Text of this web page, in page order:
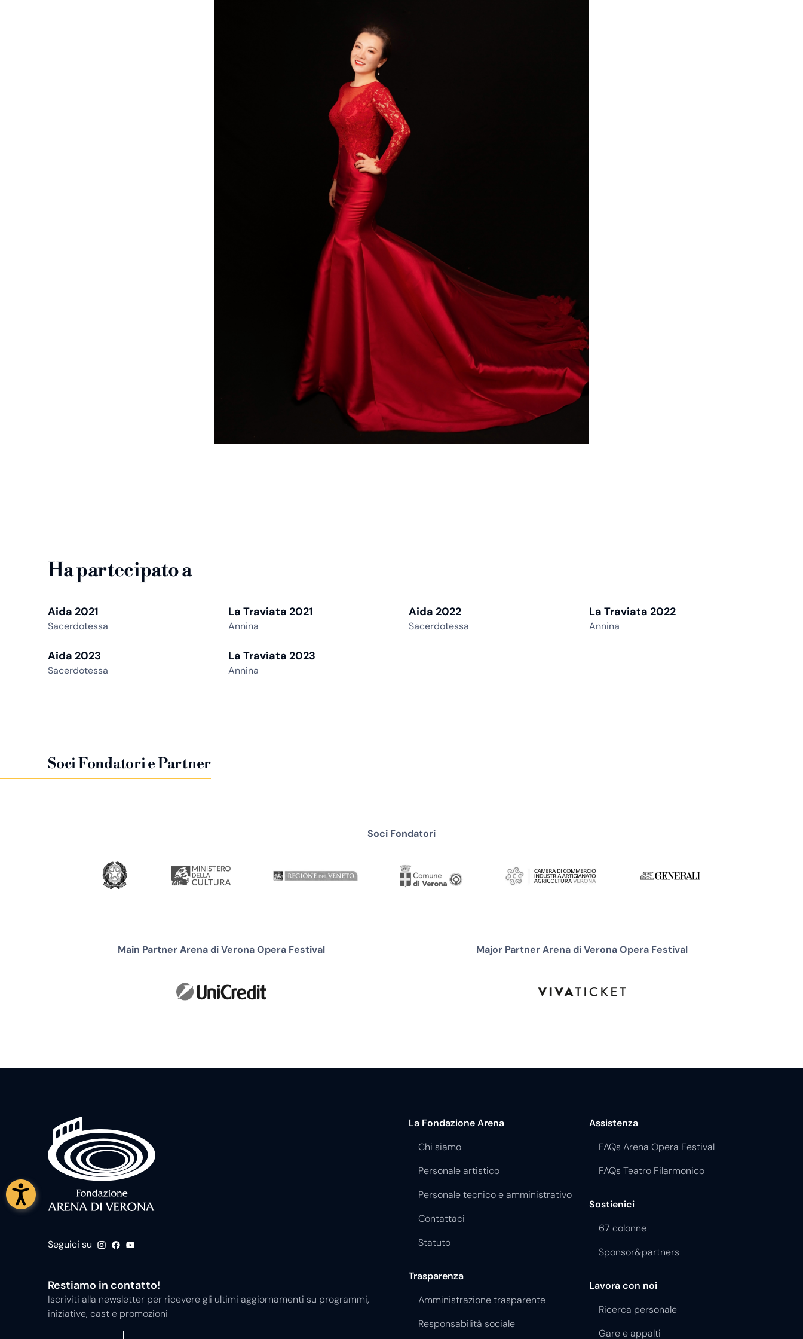
Ha partecipato a
Aida 2021
Sacerdotessa
La Traviata 2021
Annina
Aida 2022
Sacerdotessa
La Traviata 2022
Annina
Aida 2023
Sacerdotessa
La Traviata 2023
Annina
Soci Fondatori e Partner
Soci Fondatori
Main Partner Arena di Verona Opera Festival Major Partner Arena di Verona Opera Festival
Seguici su
Restiamo in contatto!
Iscriviti alla newsletter per ricevere gli ultimi aggiornamenti su programmi,
iniziative, cast e promozioni
La Fondazione Arena
Chi siamo
Personale artistico
Personale tecnico e amministrativo
Contattaci
Statuto
Trasparenza
Amministrazione trasparente
Responsabilità sociale
Assistenza
FAQs Arena Opera Festival
FAQs Teatro Filarmonico
Sostienici
67 colonne
Sponsor&partners
Lavora con noi
Ricerca personale
Gare e appalti